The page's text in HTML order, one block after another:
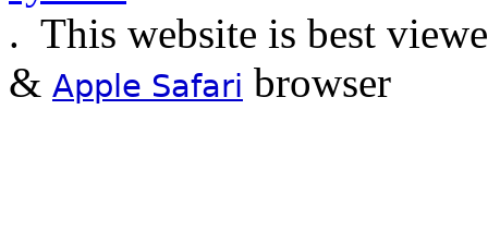
. This website is best
& Apple Safari browser